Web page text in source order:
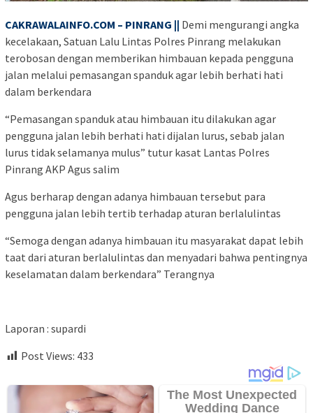
CAKRAWALAINFO.COM – PINRANG || Demi mengurangi angka
kecelakaan, Satuan Lalu Lintas Polres Pinrang melakukan
terobosan dengan memberikan himbauan kepada pengguna
jalan melalui pemasangan spanduk agar lebih berhati hati
dalam berkendara
“Pemasangan spanduk atau himbauan itu dilakukan agar
pengguna jalan lebih berhati hati dijalan lurus, sebab jalan
lurus tidak selamanya mulus” tutur kasat Lantas Polres
Pinrang AKP Agus salim
Agus berharap dengan adanya himbauan tersebut para
pengguna jalan lebih tertib terhadap aturan berlalulintas
“Semoga dengan adanya himbauan itu masyarakat dapat lebih
taat dari aturan berlalulintas dan menyadari bahwa pentingnya
keselamatan dalam berkendara” Terangnya
Laporan : supardi
Post Views: 433